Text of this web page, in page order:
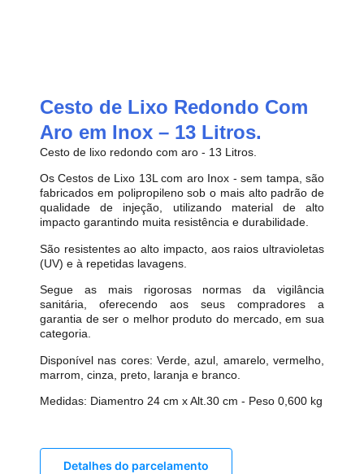
Cesto de Lixo Redondo Com
Aro em Inox – 13 Litros.
Cesto de lixo redondo com aro - 13 Litros.
Os Cestos de Lixo 13L com aro Inox - sem tampa, são
fabricados em polipropileno sob o mais alto padrão de
qualidade de injeção, utilizando material de alto
impacto garantindo muita resistência e durabilidade.
São resistentes ao alto impacto, aos raios ultravioletas
(UV) e à repetidas lavagens.
Segue as mais rigorosas normas da vigilância
sanitária, oferecendo aos seus compradores a
garantia de ser o melhor produto do mercado, em sua
categoria.
Disponível nas cores: Verde, azul, amarelo, vermelho,
marrom, cinza, preto, laranja e branco.
Medidas: Diamentro 24 cm x Alt.30 cm - Peso 0,600 kg
Detalhes do parcelamento